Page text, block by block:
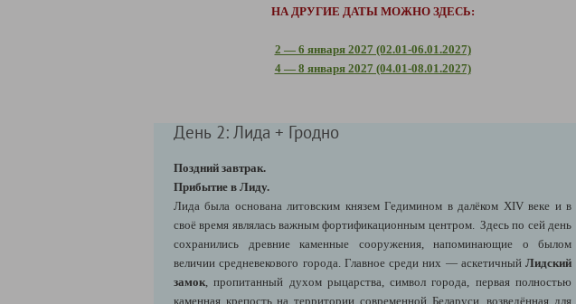
НА ДРУГИЕ ДАТЫ МОЖНО ЗДЕСЬ:
2 — 6 января 2027 (02.01-06.01.2027)
4 — 8 января 2027 (04.01-08.01.2027)
День 2: Лида + Гродно
Поздний завтрак.
Прибытие в Лиду.
Лида была основана литовским князем Гедимином в далёком XIV веке и в
своё время являлась важным фортификационным центром. Здесь по сей день
сохранились древние каменные сооружения, напоминающие о былом
величии средневекового города. Главное среди них — аскетичный Лидский
замок , пропитанный духом рыцарства, символ города, первая полностью
каменная крепость на территории современной Беларуси, возведённая для